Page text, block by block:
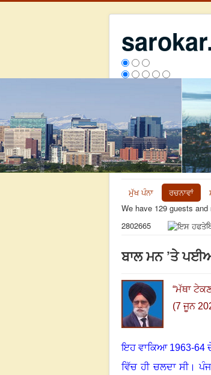
ਮੁੱਖ ਪੰਨਾ ਰਚਨਾਵਾਂ
We have 129 guests
2802665
ਬਾਲ ਮਨ ’ਤੇ
“ਮੱਥਾ
(7 ਜੂਨ
ਇਹ ਵਾਕਿਆ 1963-64
ਵਿੱਚ ਹੀ ਚਲਦਾ ਸੀ।